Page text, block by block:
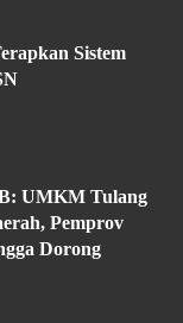
Sistem
UMKM Tulang
Pemprov
Dorong